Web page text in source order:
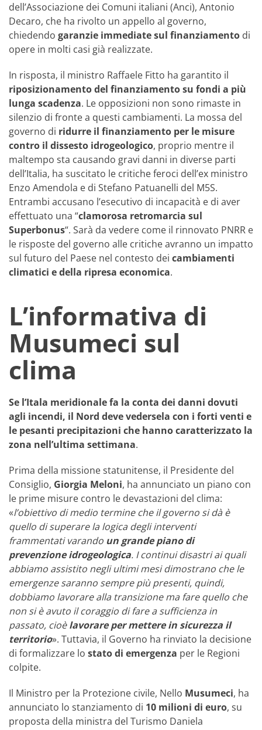
dell’Associazione dei Comuni italiani (Anci), Antonio
Decaro, che ha rivolto un appello al governo,
chiedendo garanzie immediate sul finanziamento di
opere in molti casi già realizzate.
In risposta, il ministro Raffaele Fitto ha garantito il
riposizionamento del finanziamento su fondi a più
lunga scadenza. Le opposizioni non sono rimaste in
silenzio di fronte a questi cambiamenti. La mossa del
governo di ridurre il finanziamento per le misure
contro il dissesto idrogeologico, proprio mentre il
maltempo sta causando gravi danni in diverse parti
dell’Italia, ha suscitato le critiche feroci dell’ex ministro
Enzo Amendola e di Stefano Patuanelli del M5S.
Entrambi accusano l’esecutivo di incapacità e di aver
effettuato una “clamorosa retromarcia sul
Superbonus“. Sarà da vedere come il rinnovato PNRR e
le risposte del governo alle critiche avranno un impatto
sul futuro del Paese nel contesto dei cambiamenti
climatici e della ripresa economica.
L’informativa di
Musumeci sul
clima
Se l’Itala meridionale fa la conta dei danni dovuti
agli incendi, il Nord deve vedersela con i forti venti e
le pesanti precipitazioni che hanno caratterizzato la
zona nell’ultima settimana.
Prima della missione statunitense, il Presidente del
Consiglio, Giorgia Meloni, ha annunciato un piano con
le prime misure contro le devastazioni del clima:
«l’obiettivo di medio termine che il governo si dà è
quello di superare la logica degli interventi
frammentati varando un grande piano di
prevenzione idrogeologica. I continui disastri ai quali
abbiamo assistito negli ultimi mesi dimostrano che le
emergenze saranno sempre più presenti, quindi,
dobbiamo lavorare alla transizione ma fare quello che
non si è avuto il coraggio di fare a sufficienza in
passato, cioèlavorare per mettere in sicurezza il
territorio». Tuttavia, il Governo ha rinviato la decisione
di formalizzare lo stato di emergenza per le Regioni
colpite.
Il Ministro per la Protezione civile, Nello Musumeci, ha
annunciato lo stanziamento di 10 milioni di euro, su
proposta della ministra del Turismo Daniela